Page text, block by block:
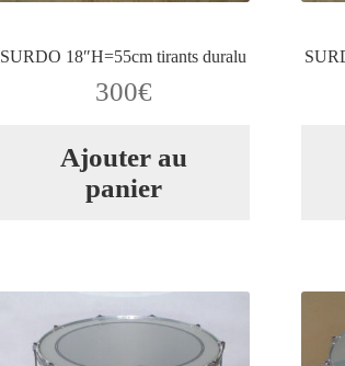
SURDO 18″H=55cm tirants duralu
300€
Ajouter au
panier